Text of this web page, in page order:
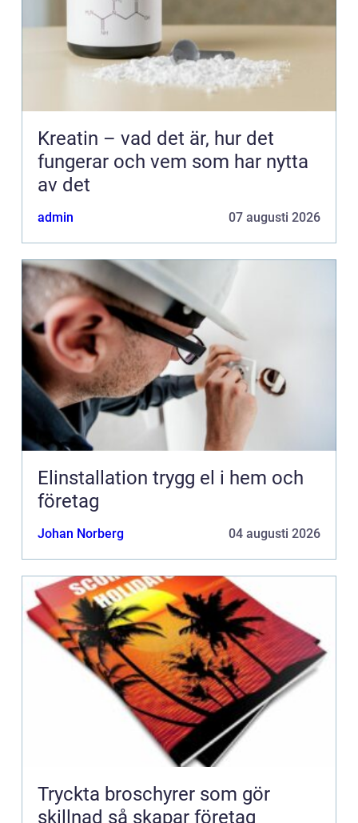
Kreatin – vad det är, hur det
fungerar och vem som har nytta
av det
admin 07 augusti 2026
Elinstallation trygg el i hem och
företag
Johan Norberg 04 augusti 2026
Tryckta broschyrer som gör
skillnad så skapar företag